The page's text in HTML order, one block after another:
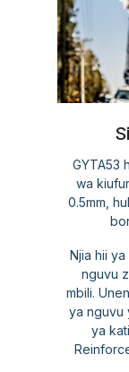
GYTA53
wa
0.5mm,
Njia hii
nguvu
mbili.
ya nguvu
ya